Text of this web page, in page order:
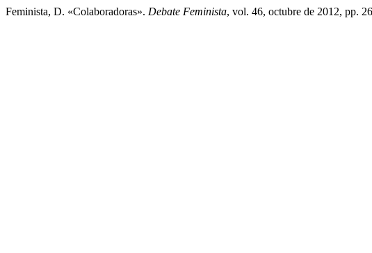
Feminista, D. «Colaboradoras». Debate Feminista, vol. 46, octubre de 2012, pp.